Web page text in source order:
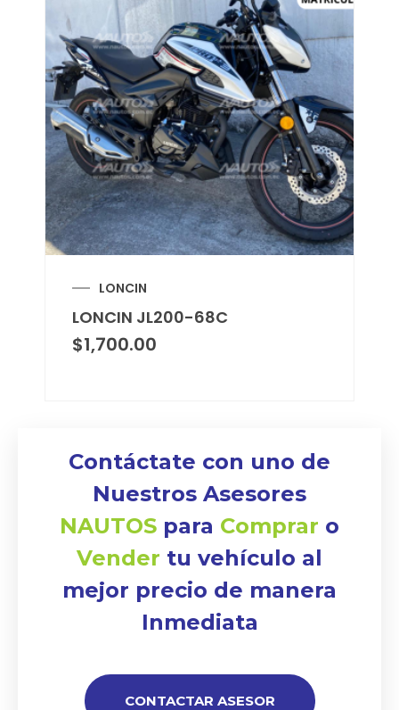
LONCIN
LONCIN JL200-68C
$1,700.00
Contáctate con uno de
Nuestros Asesores
NAUTOS para Comprar o
Vender tu vehículo al
mejor precio de manera
Inmediata
CONTACTAR ASESOR